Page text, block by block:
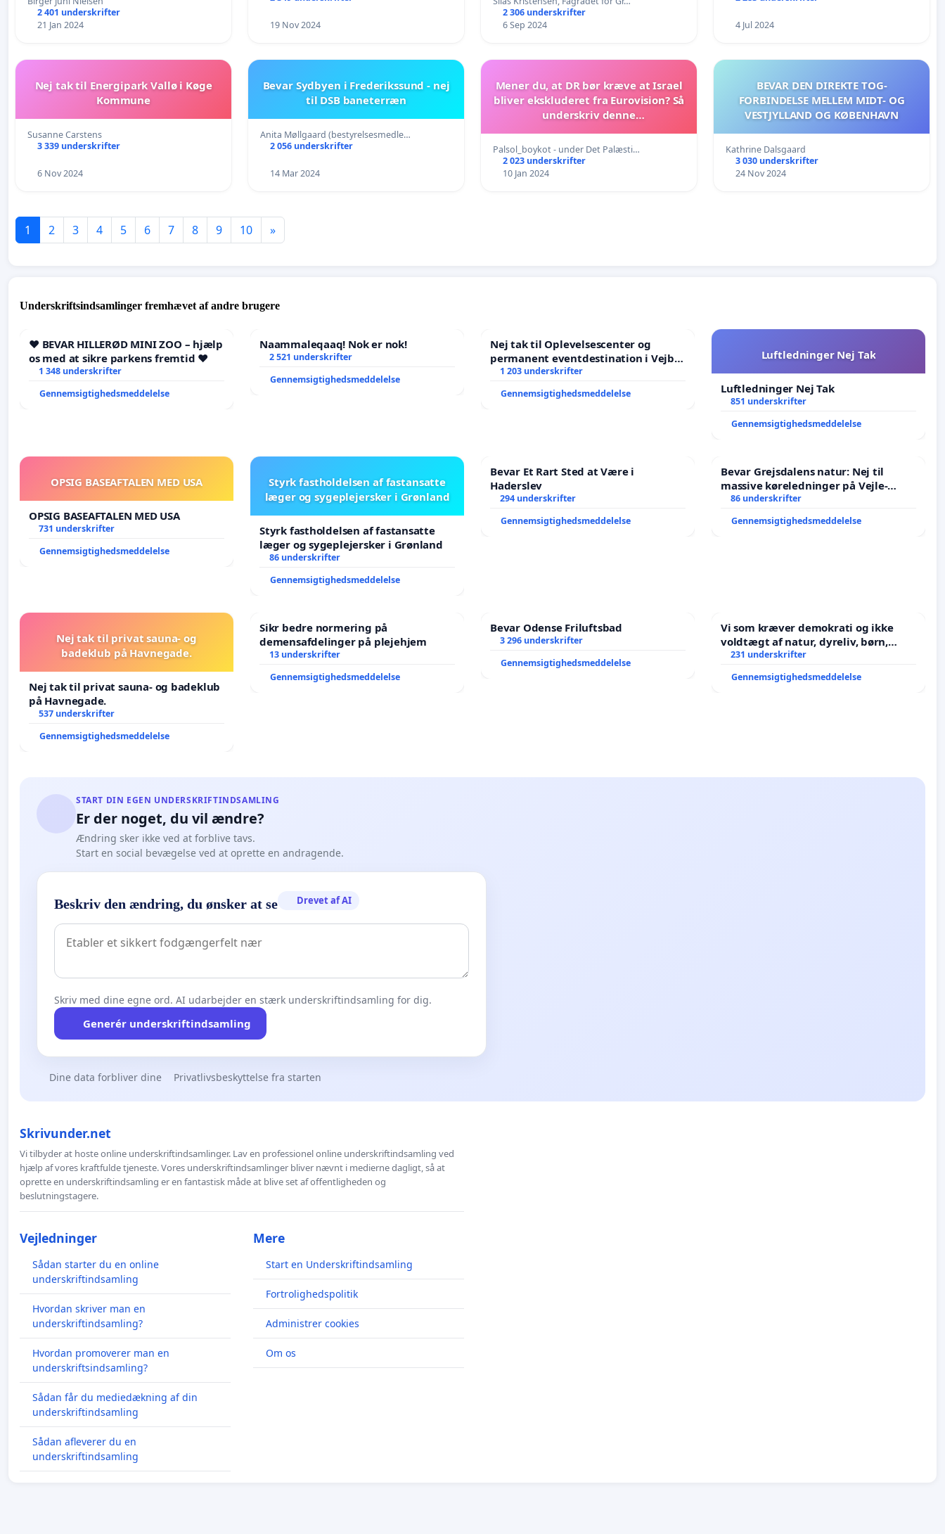
2 401 underskrifter
21 Jan 2024
19 Nov 2024
2 306 underskrifter
6 Sep 2024
4 Jul 2024
Nej tak til Energipark Vallø i Køge
Kommune
Susanne Carstens
3 339 underskrifter
6 Nov 2024
Bevar Sydbyen i Frederikssund - nej
til DSB baneterræn
Anita Møllgaard (bestyrelsesmedle…
2 056 underskrifter
14 Mar 2024
Mener du, at DR bør kræve at Israel
bliver ekskluderet fra Eurovision? Så
underskriv denne
Palsol_boykot - under Det Palæsti…
2 023 underskrifter
10 Jan 2024
BEVAR DEN DIREKTE TOG-
FORBINDELSE MELLEM MIDT- OG
VESTJYLLAND OG KØBENHAVN
Kathrine Dalsgaard
3 030 underskrifter
24 Nov 2024
1 2 3 4 5 6 7 8 9 10 »
Underskriftsindsamlinger fremhævet af andre brugere
❤️ BEVAR HILLERØD MINI ZOO – hjælp
os med at sikre parkens fremtid ❤️
1 348 underskrifter
Gennemsigtighedsmeddelelse
Naammaleqaaq! Nok er nok!
2 521 underskrifter
Gennemsigtighedsmeddelelse
Nej tak til Oplevelsescenter og
permanent eventdestination i Vejby
- Ja tak til et levende lokalområde i
1 203 underskrifter
Gennemsigtighedsmeddelelse
Luftledninger Nej Tak
Luftledninger Nej Tak
851 underskrifter
Gennemsigtighedsmeddelelse
OPSIG BASEAFTALEN MED USA
OPSIG BASEAFTALEN MED USA
731 underskrifter
Gennemsigtighedsmeddelelse
Styrk fastholdelsen af fastansatte
læger og sygeplejersker i Grønland
Styrk fastholdelsen af fastansatte
læger og sygeplejersker i Grønland
86 underskrifter
Gennemsigtighedsmeddelelse
Bevar Et Rart Sted at Være i
Haderslev
294 underskrifter
Gennemsigtighedsmeddelelse
Bevar Grejsdalens natur: Nej til
massive køreledninger på Vejle-
Struer-banen
86 underskrifter
Gennemsigtighedsmeddelelse
Nej tak til privat sauna- og
badeklub på Havnegade.
Nej tak til privat sauna- og badeklub
på Havnegade.
537 underskrifter
Gennemsigtighedsmeddelelse
Sikr bedre normering på
demensafdelinger på plejehjem
13 underskrifter
Gennemsigtighedsmeddelelse
Bevar Odense Friluftsbad
3 296 underskrifter
Gennemsigtighedsmeddelelse
Vi som kræver demokrati og ikke
voldtægt af natur, dyreliv, børn,
unge Borgene har sagt NEJ i mange
231 underskrifter
Gennemsigtighedsmeddelelse
START DIN EGEN UNDERSKRIFTINDSAMLING
Er der noget, du vil ændre?
Ændring sker ikke ved at forblive tavs.
Start en social bevægelse ved at oprette en andragende.
Beskriv den ændring, du ønsker at se Drevet af AI
Skriv med dine egne ord. AI udarbejder en stærk underskriftindsamling for dig.
Generér underskriftindsamling
Dine data forbliver dine Privatlivsbeskyttelse fra starten
Skrivunder.net
Vi tilbyder at hoste online underskriftindsamlinger. Lav en professionel online underskriftindsamling ved
hjælp af vores kraftfulde tjeneste. Vores underskriftindsamlinger bliver nævnt i medierne dagligt, så at
oprette en underskriftindsamling er en fantastisk måde at blive set af offentligheden og
beslutningstagere.
Vejledninger
Sådan starter du en online
underskriftindsamling
Hvordan skriver man en
underskriftindsamling?
Hvordan promoverer man en
underskriftsindsamling?
Sådan får du mediedækning af din
underskriftindsamling
Sådan afleverer du en
underskriftindsamling
Mere
Start en Underskriftindsamling
Fortrolighedspolitik
Administrer cookies
Om os